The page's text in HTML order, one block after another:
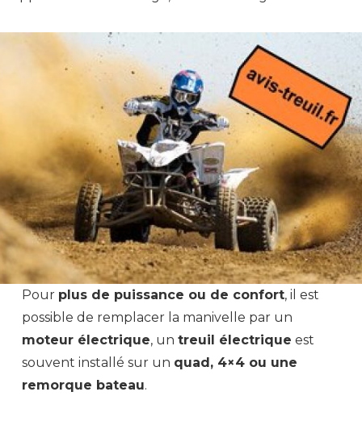
Pour plus de puissance ou de confort, il est
possible de remplacer la manivelle par un
moteur électrique, untreuil électrique est
souvent installé sur un quad, 4×4 ou une
remorque bateau.